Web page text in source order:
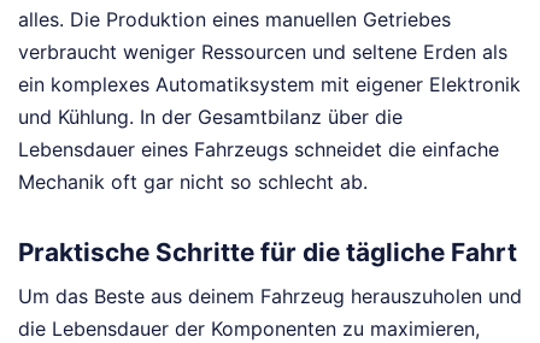
alles. Die Produktion eines manuellen Getriebes
verbraucht weniger Ressourcen und seltene Erden als
ein komplexes Automatiksystem mit eigener Elektronik
und Kühlung. In der Gesamtbilanz über die
Lebensdauer eines Fahrzeugs schneidet die einfache
Mechanik oft gar nicht so schlecht ab.
Praktische Schritte für die tägliche Fahrt
Um das Beste aus deinem Fahrzeug herauszuholen und
die Lebensdauer der Komponenten zu maximieren,